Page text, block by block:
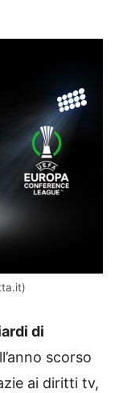
di
scorso
ai diritti tv,